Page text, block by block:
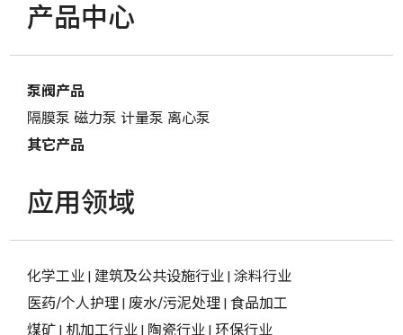
产品中心
泵阀产品
隔膜泵 磁力泵 计量泵 离心泵
其它产品
应用领域
化学工业| 建筑及公共设施行业| 涂料行业
医药/个人护理| 废水/污泥处理| 食品加工
煤矿| 机加工行业| 陶瓷行业| 环保行业